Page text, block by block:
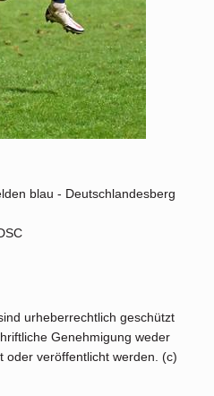
blau - Deutschlandesberg
urheberrechtlich geschützt
Genehmigung weder
oder veröffentlicht werden. (c)